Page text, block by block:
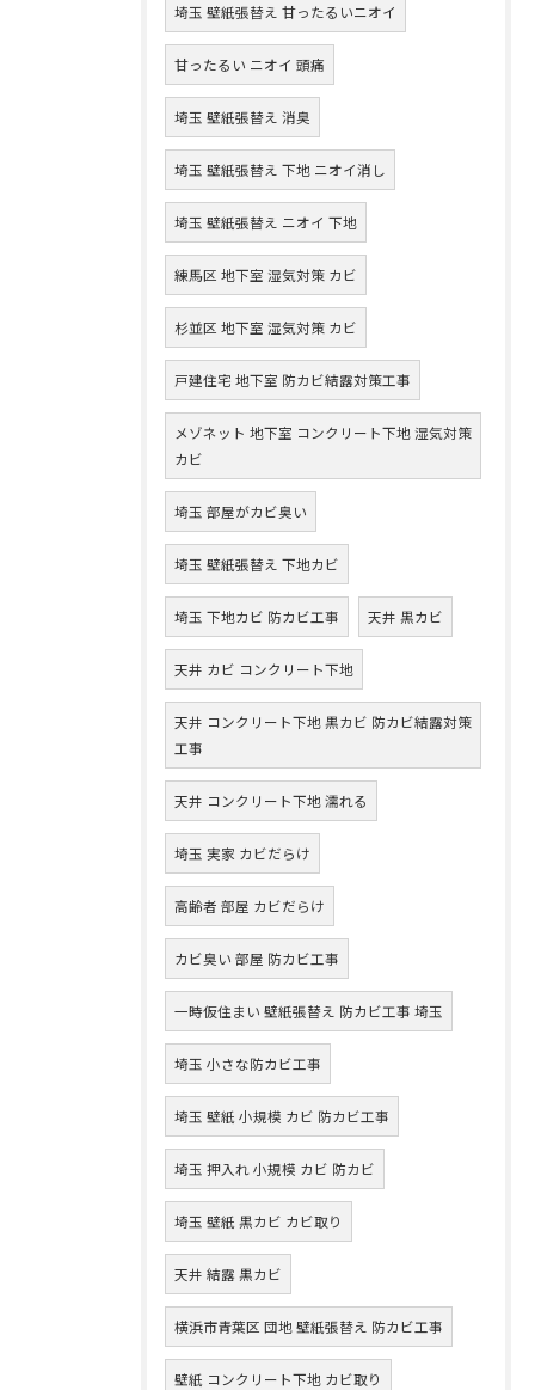
埼玉 壁紙張替え 甘ったるいニオイ
甘ったるい ニオイ 頭痛
埼玉 壁紙張替え 消臭
埼玉 壁紙張替え 下地 ニオイ消し
埼玉 壁紙張替え ニオイ 下地
練馬区 地下室 湿気対策 カビ
杉並区 地下室 湿気対策 カビ
戸建住宅 地下室 防カビ結露対策工事
メゾネット 地下室 コンクリート下地 湿気対策
カビ
埼玉 部屋がカビ臭い
埼玉 壁紙張替え 下地カビ
埼玉 下地カビ 防カビ工事 天井 黒カビ
天井 カビ コンクリート下地
天井 コンクリート下地 黒カビ 防カビ結露対策
工事
天井 コンクリート下地 濡れる
埼玉 実家 カビだらけ
高齢者 部屋 カビだらけ
カビ臭い 部屋 防カビ工事
一時仮住まい 壁紙張替え 防カビ工事 埼玉
埼玉 小さな防カビ工事
埼玉 壁紙 小規模 カビ 防カビ工事
埼玉 押入れ 小規模 カビ 防カビ
埼玉 壁紙 黒カビ カビ取り
天井 結露 黒カビ
横浜市青葉区 団地 壁紙張替え 防カビ工事
壁紙 コンクリート下地 カビ取り